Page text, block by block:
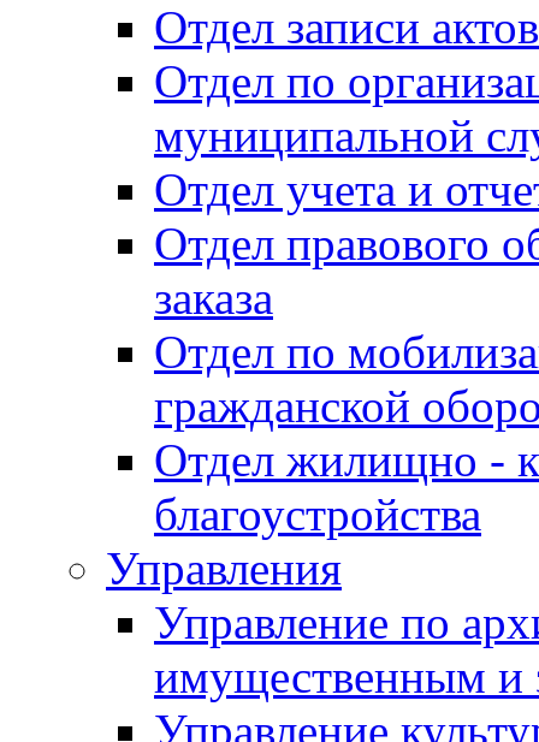
Отдел записи
Отдел по
муниципальной
Отдел учета и
Отдел правового
заказа
Отдел по
гражданской
Отдел жилищно -
благоустройства
Управления
Управление по
имущественным и
Управление